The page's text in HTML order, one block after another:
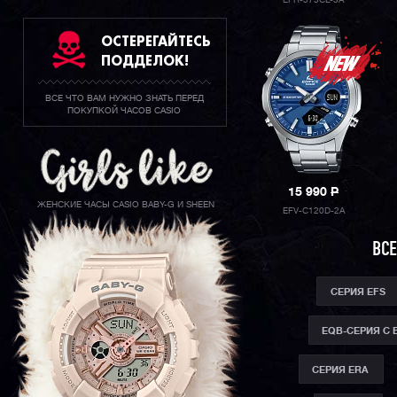
ОСТЕРЕГАЙТЕСЬ
ПОДДЕЛОК!
ВСЕ ЧТО ВАМ НУЖНО ЗНАТЬ ПЕРЕД
ПОКУПКОЙ ЧАСОВ CASIO
ЖЕНСКИЕ ЧАСЫ CASIO BABY-G И SHEEN
15 990P
EFV-C120D-2A
СЕРИЯ EFS
EQB-СЕРИЯ С
СЕРИЯ ERA